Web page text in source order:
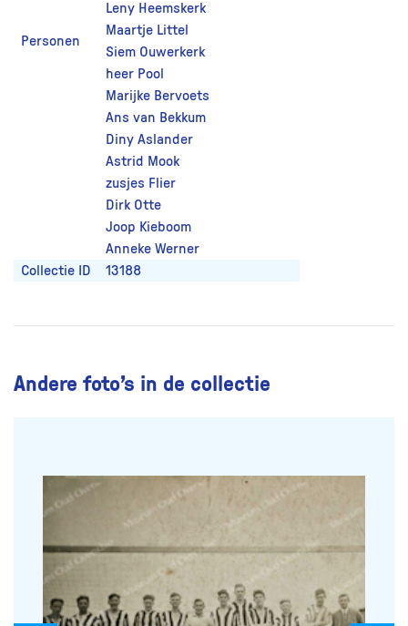
Personen
Leny Heemskerk
Maartje Littel
Siem Ouwerkerk
heer Pool
Marijke Bervoets
Ans van Bekkum
Diny Aslander
Astrid Mook
zusjes Flier
Dirk Otte
Joop Kieboom
Anneke Werner
Collectie ID
13188
Andere foto’s in de collectie